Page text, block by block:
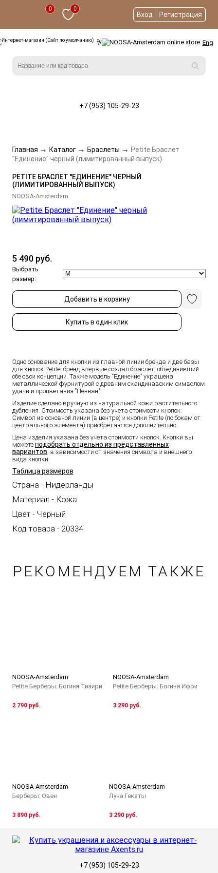
0 0
Вход Регистрация
Рус
/ Eng
+7 (953) 105-29-23
Главная → Каталог → Браслеты → Petite Браслет
"Единение" черный (лимитированный выпуск)
PETITE БРАСЛЕТ "ЕДИНЕНИЕ" ЧЕРНЫЙ
(ЛИМИТИРОВАННЫЙ ВЫПУСК)
NOOSA-Amsterdam
5 490 руб.
Выбрать
размер:
Добавить в корзину
Купить в один клик
Одно основание для кнопки из главной линии бренда и две базы
для кнопок Petite: бренд впервые создал браслет, объединивший
обе свои концепции. Также модель "Единение" украшена
металлической фурнитурой с древним скандинавским символом
удачи и процветания "Пеннан".
Изделие сделано вручную из натуральной кожи растительного
дубления. Стоимость указана без учета стоимости кнопок.
Символ из основной линии (в центре) и кнопки Petite (по бокам от
центрального элемента) приобретаются дополнительно.
Цена изделия указана без учета стоимости кнопок. Кнопки вы
можете подобрать отдельно из представленных
вариантов, в зависимости от значения символа и внешнего
вида кнопки.
Таблица размеров
Страна - Нидерланды
Материал - Кожа
Цвет - Черный
Код товара - 20334
РЕКОМЕНДУЕМ ТАКЖЕ
NOOSA-Amsterdam
Petite Берберы: Богиня Тизири
2 790 руб.
NOOSA-Amsterdam
Petite Берберы: Богиня Ифри
3 290 руб.
NOOSA-Amsterdam
Берберы: Овен
3 890 руб.
NOOSA-Amsterdam
Луна Гекаты
3 290 руб.
+7 (953) 105-29-23